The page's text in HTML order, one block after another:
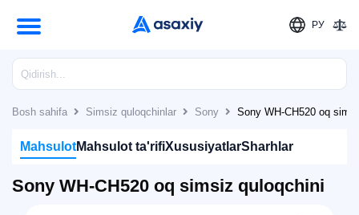
РУ
Bosh sahifa Simsiz quloqchinlar Sony Sony WH-CH520 oq
MahsulotMahsulot ta'rifiXususiyatlarSharhlar
Sony WH-CH520 oq simsiz quloqchini